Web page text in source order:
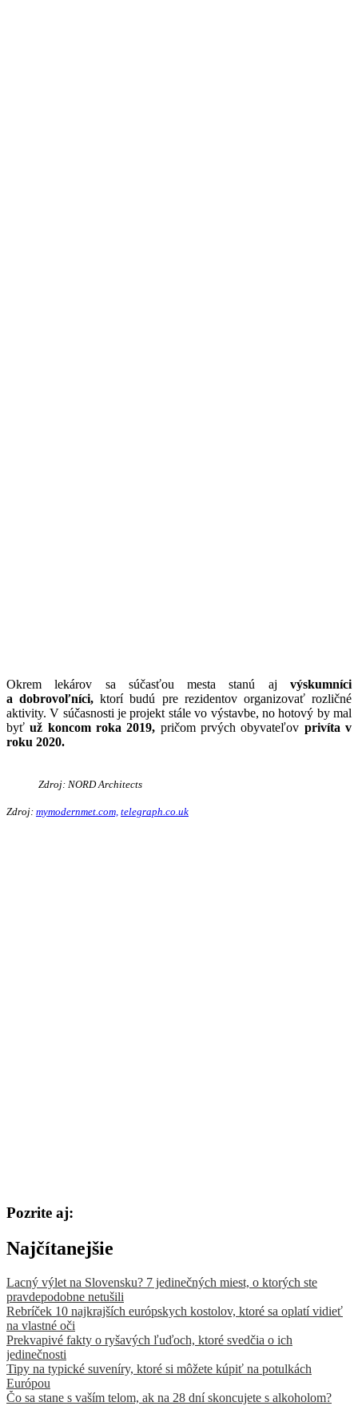
Okrem lekárov sa súčasťou mesta stanú aj výskumníci
a dobrovoľníci, ktorí budú pre rezidentov organizovať rozličné
aktivity. V súčasnosti je projekt stále vo výstavbe, no hotový by mal
byťuž koncom roka 2019, pričom prvých obyvateľov privíta v
roku 2020.
Zdroj: NORD Architects
Zdroj: mymodernmet.com, telegraph.co.uk
Pozrite aj:
Najčítanejšie
Lacný výlet na Slovensku? 7 jedinečných miest, o ktorých ste
pravdepodobne netušili
Rebríček 10 najkrajších európskych kostolov, ktoré sa oplatí vidieť
na vlastné oči
Prekvapivé fakty o ryšavých ľuďoch, ktoré svedčia o ich
jedinečnosti
Tipy na typické suveníry, ktoré si môžete kúpiť na potulkách
Európou
Čo sa stane s vaším telom, ak na 28 dní skoncujete s alkoholom?